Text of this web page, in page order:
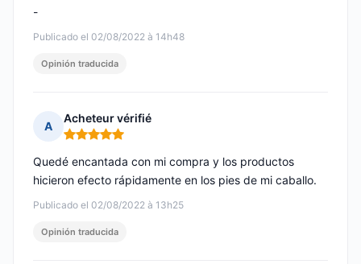
Publicado el 02/08/2022 à 14h48
-
Opinión traducida
A
Acheteur vérifié
Nota: 5 de 5
Publicado el 02/08/2022 à 13h25
Quedé encantada con mi compra y los productos
hicieron efecto rápidamente en los pies de mi caballo.
Opinión traducida